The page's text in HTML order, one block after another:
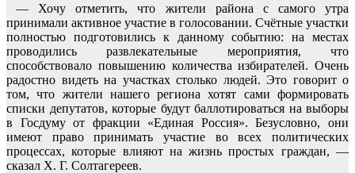
— Хочу отметить, что жители района с самого утра
принимали активное участие в голосовании. Счётные участки
полностью подготовились к данному событию: на местах
проводились развлекательные мероприятия, что
способствовало повышению количества избирателей. Очень
радостно видеть на участках столько людей. Это говорит о
том, что жители нашего региона хотят сами формировать
списки депутатов, которые будут баллотироваться на выборы
в Госдуму от фракции «Единая Россия». Безусловно, они
имеют право принимать участие во всех политических
процессах, которые влияют на жизнь простых граждан, —
сказал Х. Г. Солтагереев.